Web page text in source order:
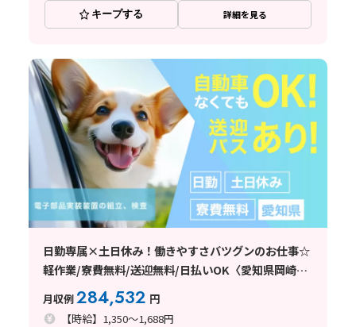
キープする 詳細を見る
日勤専属×土日休み！働きやすさバツグンのお仕事☆
軽作業/寮費無料/送迎無料/日払いOK〈愛知県岡崎
月収例284,532 円
【時給】1,350～1,688円